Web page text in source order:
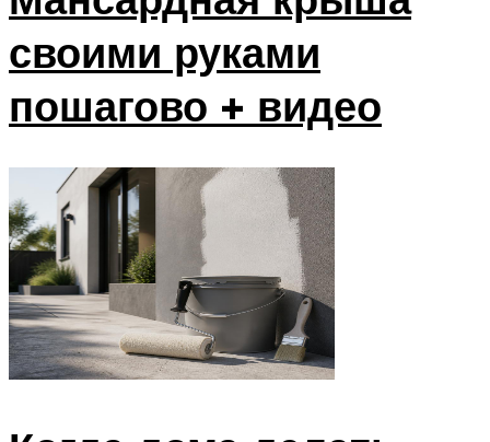
своими руками
пошагово + видео